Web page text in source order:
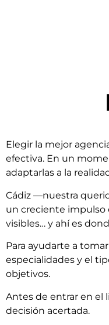
Elegir la mejor
efectiva. En un
adaptarlas a la
Cádiz —nuestra
un creciente impulso
visibles… y ahí es
Para ayudarte a
especialidades y el
objetivos.
Antes de entrar en el
decisión acertada.